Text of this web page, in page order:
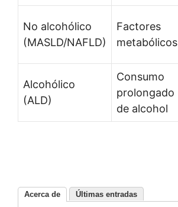
No alcohólico
(MASLD/NAFLD)
Factores
metabólicos
Alcohólico
(ALD)
Consumo
prolongado
de alcohol
Acerca de Últimas entradas